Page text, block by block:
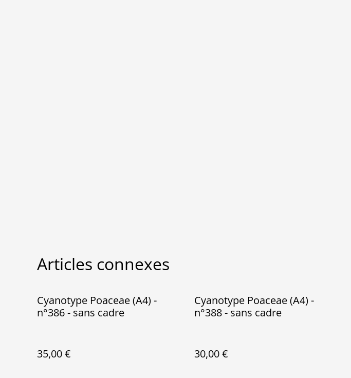
Articles connexes
Cyanotype Poaceae (A4) -
n°386 - sans cadre
35,00 €
Cyanotype Poaceae (A4) -
n°388 - sans cadre
30,00 €